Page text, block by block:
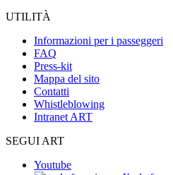
UTILITÀ
Informazioni per i passeggeri
FAQ
Press-kit
Mappa del sito
Contatti
Whistleblowing
Intranet ART
SEGUI ART
Youtube